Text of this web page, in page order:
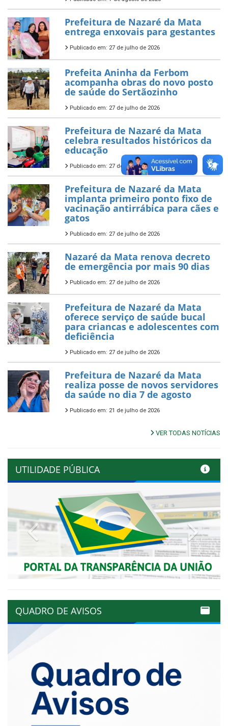
Prefeitura de Nazaré da Mata
entrega enxovais para gestantes
Publicado em: 27 de julho de 2026
Prefeita Aninha da Ferbom
acompanha obras do novo posto
de saúde do Sertãozinho
Publicado em: 27 de julho de 2026
Prefeitura de Nazaré da Mata
celebra resultados históricos da
educação
Publicado em: 27 de julho de 2026
Prefeitura de Nazaré da Mata
implanta primeiro ponto fixo de
vacinação antirrábica para cães e
gatos
Publicado em: 27 de julho de 2026
Nazaré da Mata renova decreto
de emergência por mais 90 dias
Publicado em: 27 de julho de 2026
Prefeitura de Nazaré da Mata
oferece serviço de saúde bucal
para criancas e adolescentes com
deficiência
Publicado em: 27 de julho de 2026
Prefeitura de Nazaré da Mata
realiza posse de novos servidores
da saúde no dia 7 de agosto
Publicado em: 21 de julho de 2026
VER TODAS NOTÍCIAS
UTILIDADE PÚBLICA
Previous Next
QUADRO DE AVISOS